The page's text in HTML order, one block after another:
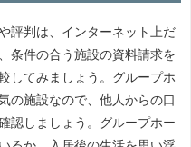
評判は、インターネット上だ
条件の合う施設の資料請求を
してみましょう。グループホ
の施設なので、他人からの口
認しましょう。グループホー